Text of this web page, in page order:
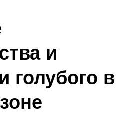
и
голубого в